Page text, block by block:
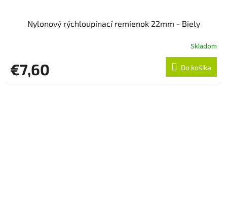
Nylonový rýchloupínací remienok 22mm - Biely
Skladom
€7,60 Do košíka